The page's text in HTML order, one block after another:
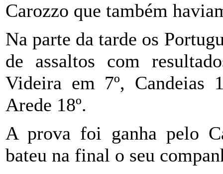
Carozzo que também
Na parte da tarde os
de assaltos com
Videira em 7º, Candeias
Arede 18º.
A prova foi ganha pelo
bateu na final o seu